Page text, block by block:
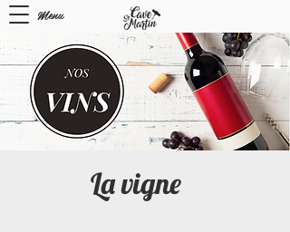
Menu
La vigne